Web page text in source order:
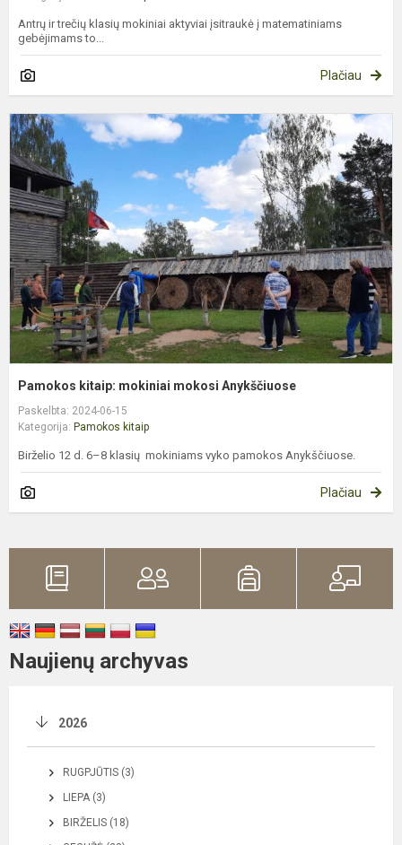
Antrų ir trečių klasių mokiniai aktyviai įsitraukė į matematiniams
gebėjimams to...
Plačiau
Pamokos kitaip: mokiniai mokosi Anykščiuose
Paskelbta: 2024-06-15
Kategorija: Pamokos kitaip
Birželio 12 d. 6–8 klasių mokiniams vyko pamokos Anykščiuose.
Plačiau
Naujienų archyvas
2026
RUGPJŪTIS (3)
LIEPA (3)
BIRŽELIS (18)